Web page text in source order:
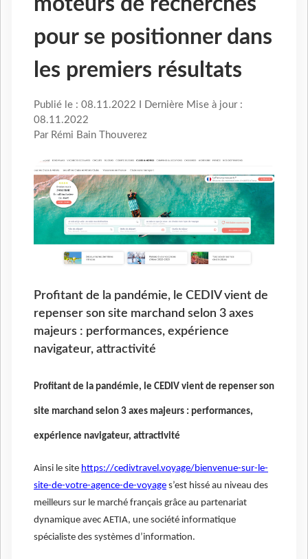
pour se positionner dans
les premiers résultats
Publié le : 08.11.2022 I Dernière Mise à jour :
08.11.2022
Par Rémi Bain Thouverez
Profitant de la pandémie, le CEDIV vient de
repenser son site marchand selon 3 axes
majeurs : performances, expérience
navigateur, attractivité
Profitant de la pandémie, le CEDIV vient de repenser son
site marchand selon 3 axes majeurs : performances,
expérience navigateur, attractivité
Ainsi le site https://cedivtravel.voyage/bienvenue-sur-le-
site-de-votre-agence-de-voyage s’est hissé au niveau des
meilleurs sur le marché français grâce au partenariat
dynamique avec AETIA, une société informatique
spécialiste des systèmes d’information.